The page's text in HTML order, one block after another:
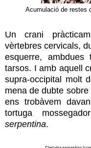
Acumulació de restes
Un crani
vèrtebres cervicals,
esquerre,
tarsos. I amb aquell
supra-occipital molt
mena de dubte
ens trobàvem
tortuga
serpentina.